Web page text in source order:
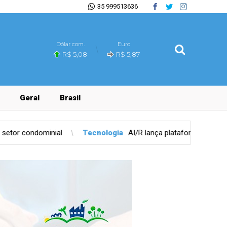
35 999513636
Dólar com.
R$ 5,08
Euro
R$ 5,87
Geral Brasil
Tecnologia AI/R lança plataforma unificada para governança de